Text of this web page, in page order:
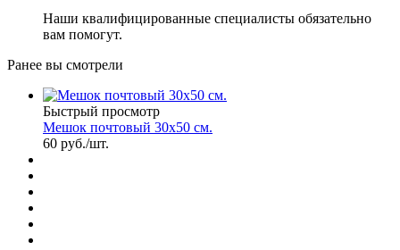
Наши квалифицированные специалисты обязательно
вам помогут.
Ранее вы смотрели
Быстрый просмотр
Мешок почтовый 30х50 см.
60 руб./шт.